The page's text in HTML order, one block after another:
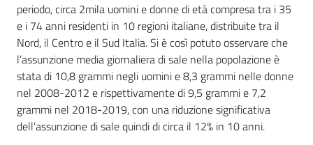
periodo, circa 2mila uomini e donne di età compresa tra i 35
e i 74 anni residenti in 10 regioni italiane, distribuite tra il
Nord, il Centro e il Sud Italia. Si è così potuto osservare che
l’assunzione media giornaliera di sale nella popolazione è
stata di 10,8 grammi negli uomini e 8,3 grammi nelle donne
nel 2008-2012 e rispettivamente di 9,5 grammi e 7,2
grammi nel 2018-2019, con una riduzione significativa
dell’assunzione di sale quindi di circa il 12% in 10 anni.